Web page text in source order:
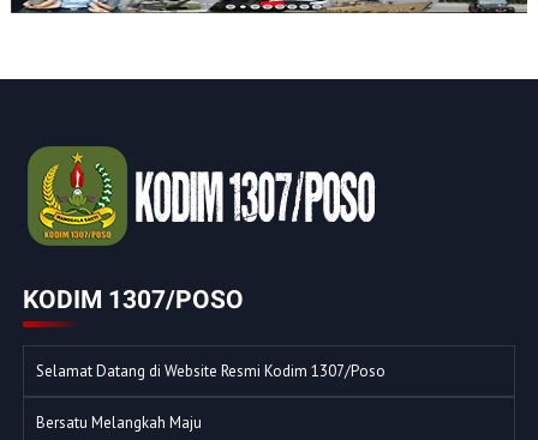
KODIM 1307/POSO
Selamat Datang di Website Resmi Kodim 1307/Poso
Bersatu Melangkah Maju